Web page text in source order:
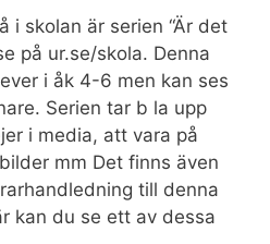
i skolan är serien “Är det
på ur.se/skola. Denna
i åk 4-6 men kan ses
Serien tar b la upp
i media, att vara på
mm Det finns även
till denna
kan du se ett av dessa